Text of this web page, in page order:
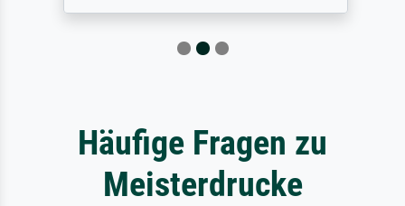
Häufige Fragen zu
Meisterdrucke